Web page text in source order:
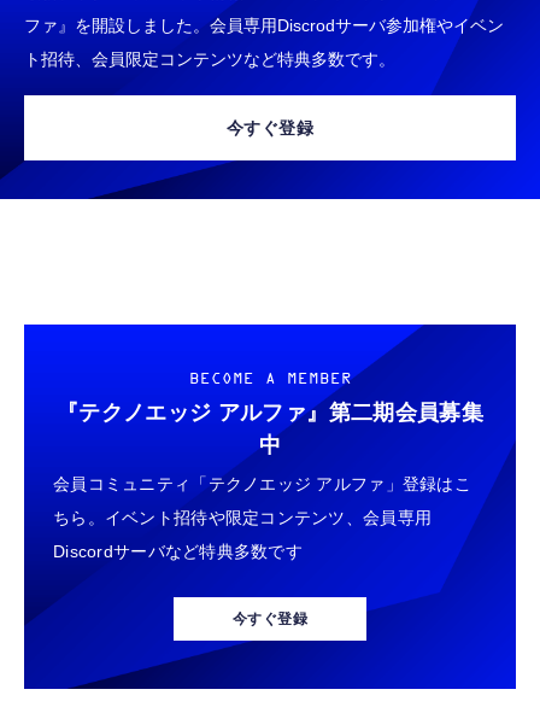
Lightning to 3.5mm イヤホンジャック 変換
MFi認証 【ハイレゾ音質】 内蔵DAC 遅延な
し 48ビット/96KHz 音量調節対応
￥999
【HIFI音質】iphone イヤホンジャック ライ
Bluetooth6.1 柔軟性高 安眠 仕事 ブルー
￥2,682
M10GD AIペット（コミュニケーションロボ
ット）
霊界コミュニケーションロボット BAKETAN
WARASHI ばけたん ワラシ 桃 MOMO
感情成長型 AI搭載 ペットロボット コミュニ
ケーションロボット 性格育成 会話 ジェスチ
ャー認識 タッチセンサー ペット級ファー あ
たたかな触り心地 着せ替え可能 アプリ連携
￥55,782
ファ』を開設しました。会員専用Discrodサーバ参加権やイベン
ト招待、会員限定コンテンツなど特典多数です。
今すぐ登録
BECOME A MEMBER
『テクノエッジ アルファ』 第二期会員募集
中
会員コミュニティ「テクノエッジ アルファ」登録はこ
ちら。イベント招待や限定コンテンツ、会員専用
Discordサーバなど特典多数です
今すぐ登録